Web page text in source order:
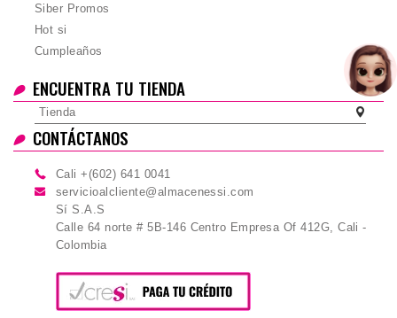
Siber Promos
Hot si
Cumpleaños
ENCUENTRA TU TIENDA
Tienda
CONTÁCTANOS
Cali +(602) 641 0041
servicioalcliente@almacenessi.com
Sí S.A.S
Calle 64 norte # 5B-146 Centro Empresa Of 412G, Cali -
Colombia